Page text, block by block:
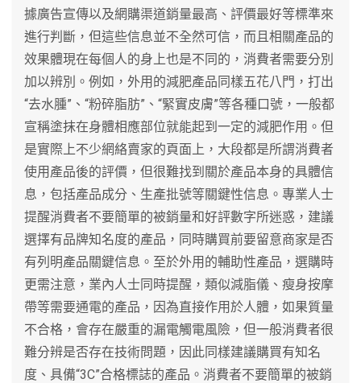
據廣告宣傳以及網購渠道銷量最高、評價最好等標準來
進行判斷，但這些信息並不全然可信，而且相關產品的
效果體現在每個人的身上也是不同的，消費者需要分別
加以辨別。例如，外用的減肥產品同樣五花八門，打出
“去水腫”、“粉碎脂肪”、“緊實皮膚”等各種口號，一般都
宣稱塗抹在身體相應部位就能起到一定的減肥作用。但
是實際上不少網絡賣家的頁面上，大段都是所謂消費者
使用產品後的評價，但很難找到關於產品本身的具體信
息，包括產品成分、生產批號等關鍵性信息。專業人士
提醒消費者不要簡單的被銷量和好評數字所迷惑，建議
選擇有品牌知名度的產品，同時購買前要留意商家是否
有列明產品關鍵信息。至於外用的輔助性產品，選購時
更需注意，業內人士同時提醒，類似減脂儀、瘦身按摩
帶等需要通電的產品，因為直接作用於人體，如果質量
不合格，會存在嚴重的漏電觸電風險，但一般消費者很
難分辨是否存在技術問題，因此同樣建議購買有知名
度、具備“3C”合格標誌的產品。消費者不要簡單的被銷